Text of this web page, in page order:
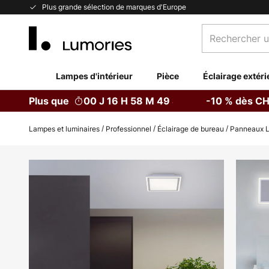
Plus grande sélection de marques d'Europe
Allez
un
catégorie...
Lampes d'intérieur Pièce Éclairage
Plus que 00 J 16 H 58 M 48 S -10 % dès
Lampes et luminaires Professionnel Éclairage de bureau Panneaux